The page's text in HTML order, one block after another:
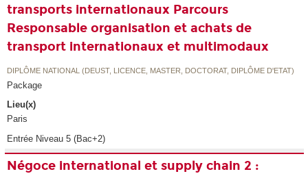
transports internationaux Parcours
Responsable organisation et achats de
transport internationaux et multimodaux
DIPLÔME NATIONAL (DEUST, LICENCE, MASTER, DOCTORAT, DIPLÔME D'ETAT)
Package
Lieu(x)
Paris
Entrée Niveau 5 (Bac+2)
Négoce international et supply chain 2 :